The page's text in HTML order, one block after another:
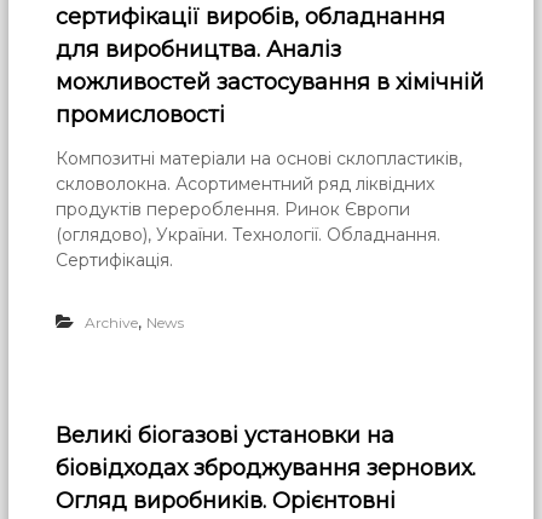
сертифікації виробів, обладнання
для виробництва. Аналіз
можливостей застосування в хімічній
промисловості
Композитні матеріали на основі склопластиків,
скловолокна. Асортиментний ряд ліквідних
продуктів перероблення. Ринок Європи
(оглядово), України. Технології. Обладнання.
Сертифікація.
Archive, News
Великі біогазові установки на
біовідходах зброджування зернових.
Огляд виробників. Орієнтовні